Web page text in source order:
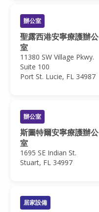
辦公室
聖露西港安寧療護辦公
室
11380 SW Village Pkwy.
Suite 100
Port St. Lucie, FL 34987
辦公室
斯圖特爾安寧療護辦公
室
1695 SE Indian St.
Stuart, FL 34997
居家設備